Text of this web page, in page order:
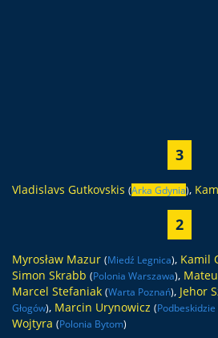
3
Vladislavs Gutkovskis (Arka Gdynia),
2
Myrosław Mazur (Miedź Legnica), Kamil
Simon Skrabb (Polonia Warszawa),
Marcel Stefaniak (Warta Poznań), Jehor
Głogów), Marcin Urynowicz (Podbeskidzie
Wojtyra (Polonia Bytom)